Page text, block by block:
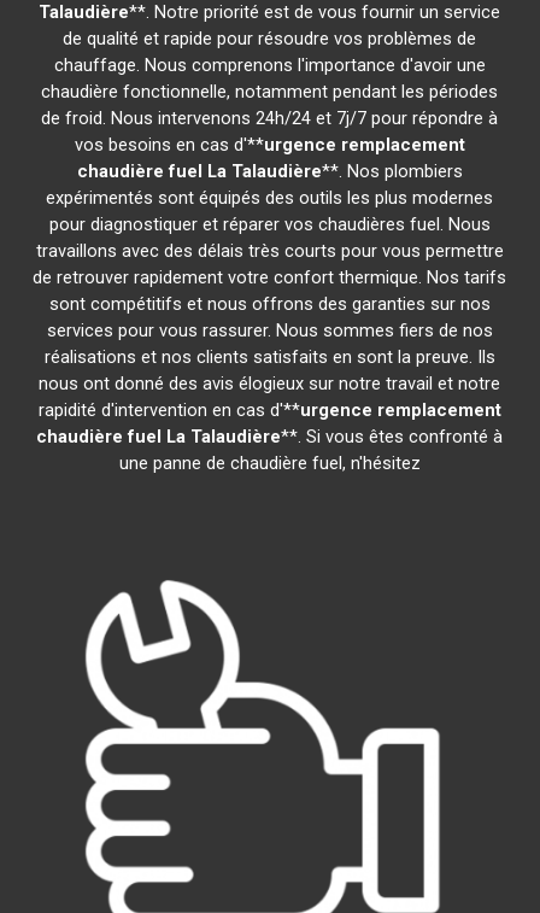
Talaudière**. Notre priorité est de vous fournir un service
de qualité et rapide pour résoudre vos problèmes de
chauffage. Nous comprenons l'importance d'avoir une
chaudière fonctionnelle, notamment pendant les périodes
de froid. Nous intervenons 24h/24 et 7j/7 pour répondre à
vos besoins en cas d'**urgence remplacement
chaudière fuel La Talaudière**. Nos plombiers
expérimentés sont équipés des outils les plus modernes
pour diagnostiquer et réparer vos chaudières fuel. Nous
travaillons avec des délais très courts pour vous permettre
de retrouver rapidement votre confort thermique. Nos tarifs
sont compétitifs et nous offrons des garanties sur nos
services pour vous rassurer. Nous sommes fiers de nos
réalisations et nos clients satisfaits en sont la preuve. Ils
nous ont donné des avis élogieux sur notre travail et notre
rapidité d'intervention en cas d'**urgence remplacement
chaudière fuel La Talaudière**. Si vous êtes confronté à
une panne de chaudière fuel, n'hésitez